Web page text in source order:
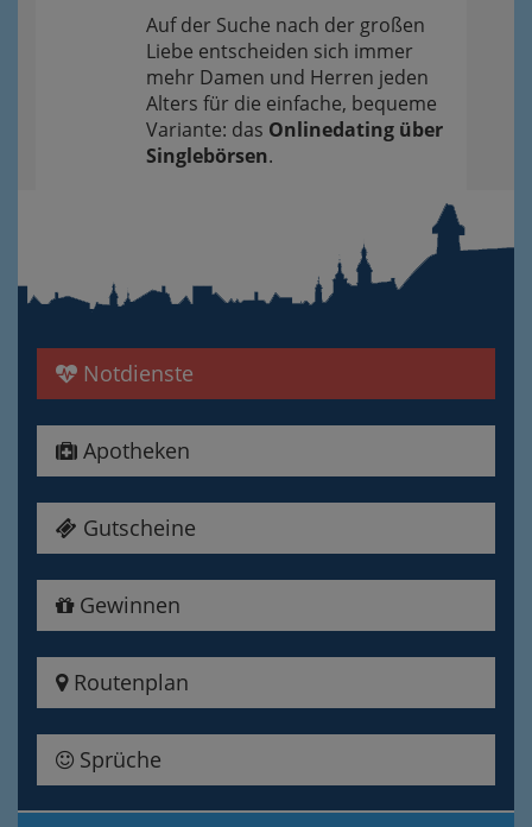
Auf der Suche nach der großen
Liebe entscheiden sich immer
mehr Damen und Herren jeden
Alters für die einfache, bequeme
Variante: das Onlinedating über
Singlebörsen.
Notdienste
Apotheken
Gutscheine
Gewinnen
Routenplan
Sprüche